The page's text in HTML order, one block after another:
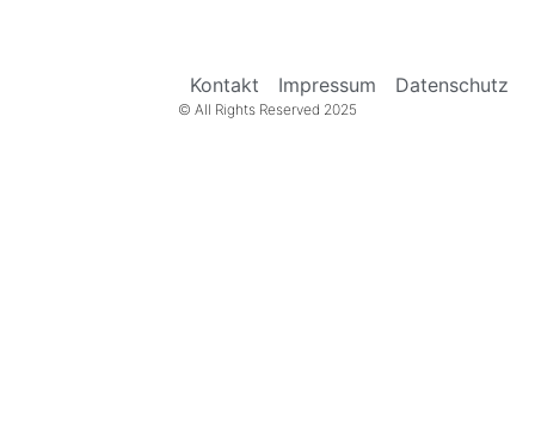
Kontakt Impressum Datenschutz
© All Rights Reserved 2025